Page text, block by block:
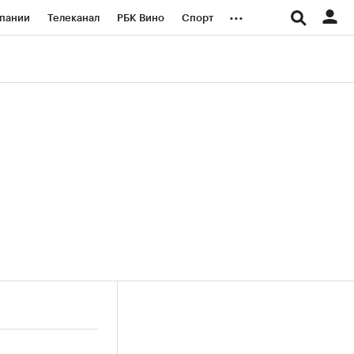
Телеканал РБК Вино Спорт ...